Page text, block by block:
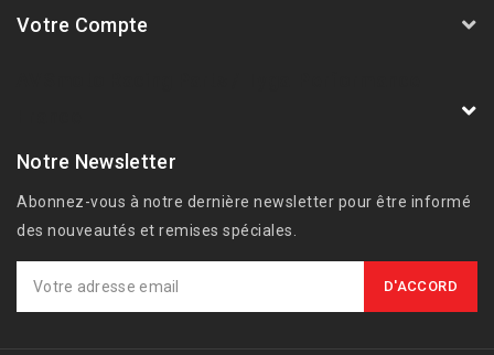
Votre Compte
Notre Newsletter
Abonnez-vous à notre dernière newsletter pour être informé
des nouveautés et remises spéciales.